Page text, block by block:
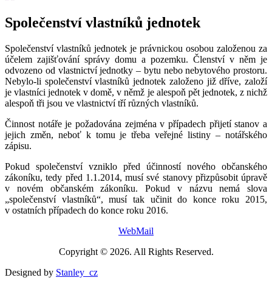
Společenství vlastníků jednotek
Společenství vlastníků jednotek je právnickou osobou založenou za
účelem zajišťování správy domu a pozemku. Členství v něm je
odvozeno od vlastnictví jednotky – bytu nebo nebytového prostoru.
Nebylo-li společenství vlastníků jednotek založeno již dříve, založí
je vlastníci jednotek v domě, v němž je alespoň pět jednotek, z nichž
alespoň tři jsou ve vlastnictví tří různých vlastníků.
Činnost notáře je požadována zejména v případech přijetí stanov a
jejich změn, neboť k tomu je třeba veřejné listiny – notářského
zápisu.
Pokud společenství vzniklo před účinností nového občanského
zákoníku, tedy před 1.1.2014, musí své stanovy přizpůsobit úpravě
v novém občanském zákoníku. Pokud v názvu nemá slova
„společenství vlastníků“, musí tak učinit do konce roku 2015,
v ostatních případech do konce roku 2016.
WebMail
Copyright © 2026. All Rights Reserved.
Designed by Stanley_cz